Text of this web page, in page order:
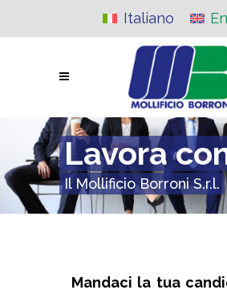
Italiano
Lavora
Il Mollificio Borroni S.r.l.
Mandaci la tua